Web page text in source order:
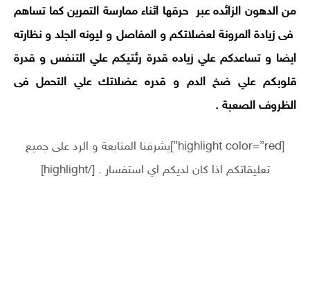
من الدهون الزائده عبر حرقها اثناء ممارسة التمرين كما تساهم
فى زيادة المرونة لعضلاتكم و المفاصل و ليونه الجلد و نظارته
ايضا و تساعدكم علي زياده قدرة رئتيكم علي التنفس و قدرة
قلوبكم علي ضخ الدم و قدره عضلاتك علي التحمل فى
الظروف الصعبة .
[highlight color=”red”]يشرفنا المتابعة و الرد على جميع
تعليقاتكم اذا كان لديكم اي استفسار . [/highlight]